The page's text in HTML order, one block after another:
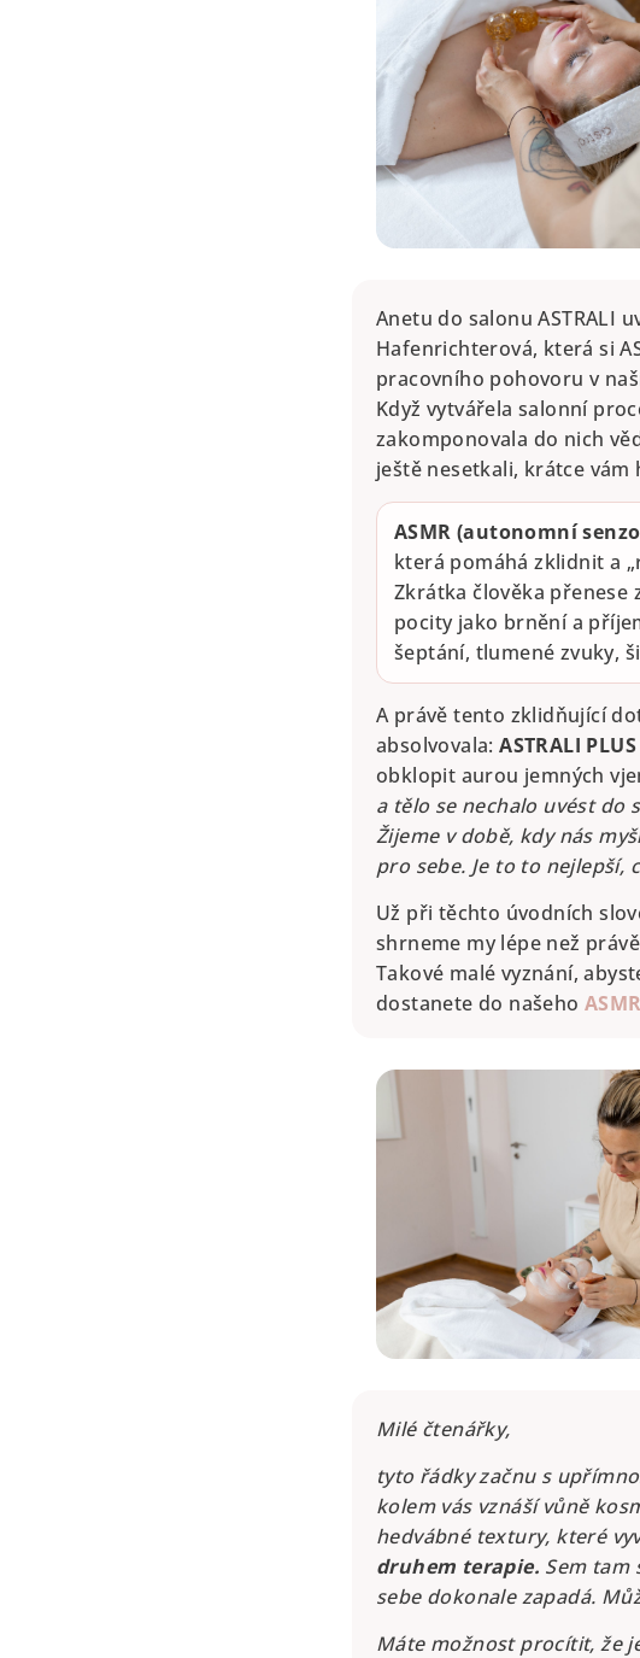
Anetu do salonu ASTRALI
Hafenrichterová, která si
pracovního pohovoru v
Když vytvářela salonní
zakomponovala do nich
ještě nesetkali, krátce vám
ASMR (autonomní
která pomáhá zklidnit a
Zkrátka člověka
pocity jako brnění a
šeptání, tlumené zvuky,
A právě tento zklidňující
absolvovala:ASTRALI
obklopit aurou jemných
a tělo se nechalo uvést do
Žijeme v době, kdy nás
pro sebe. Je to to nejlepší,
Už při těchto úvodních
shrneme my lépe než
Takové malé vyznání,
dostanete do našeho
Milé čtenářky,
tyto řádky začnu s
kolem vás vznáší vůně
hedvábné textury, které
druhem terapie. Sem tam
sebe dokonale zapadá.
Máte možnost procítit, že